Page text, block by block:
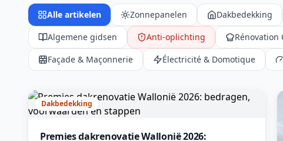
Alle artikelen Zonnepanelen Dakbedekking
Algemene gidsen
Anti-oplichting Rénovation
Façade & Maçonnerie
Électricité & Domotique
Dakbedekking
Premies dakrenovatie Wallonië 2026: